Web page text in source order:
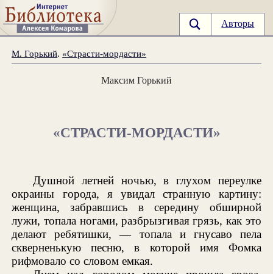
Авторы
М. Горький. «Страсти-мордасти»
Максим Горький
«СТРАСТИ-МОРДАСТИ»
Душной летней ночью, в глухом переулке
окраины города, я увидал странную картину:
женщина, забравшись в середину обширной
лужи, топала ногами, разбрызгивая грязь, как это
делают ребятишки, — топала и гнусаво пела
скверненькую песню, в которой имя Фомка
рифмовало со словом емкая.